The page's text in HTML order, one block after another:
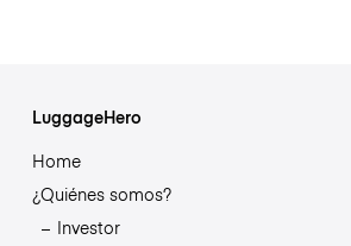
LuggageHero
Home
¿Quiénes somos?
Investor